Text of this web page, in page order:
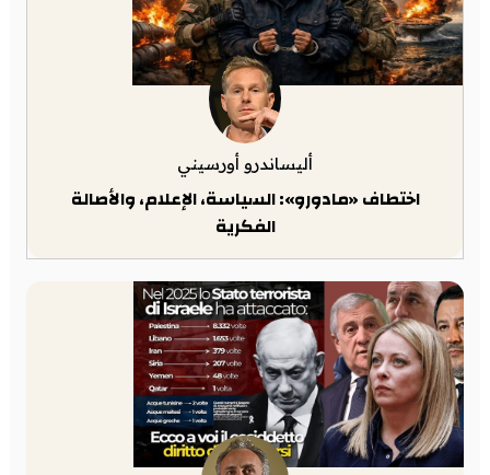
أليساندرو أورسيني
اختطاف «مادورو»: السياسة، الإعلام، والأصالة
الفكرية